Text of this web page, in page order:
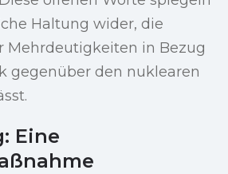
Haltung wider, die
Mehrdeutigkeiten in Bezug
gegenüber den nuklearen
Eine